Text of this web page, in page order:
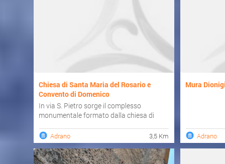
Chiesa di Santa Maria del Rosario e
Convento di Domenico
In via S. Pietro sorge il complesso
monumentale formato dalla chiesa di
Adrano 3,5 Km
Mura
Adrano